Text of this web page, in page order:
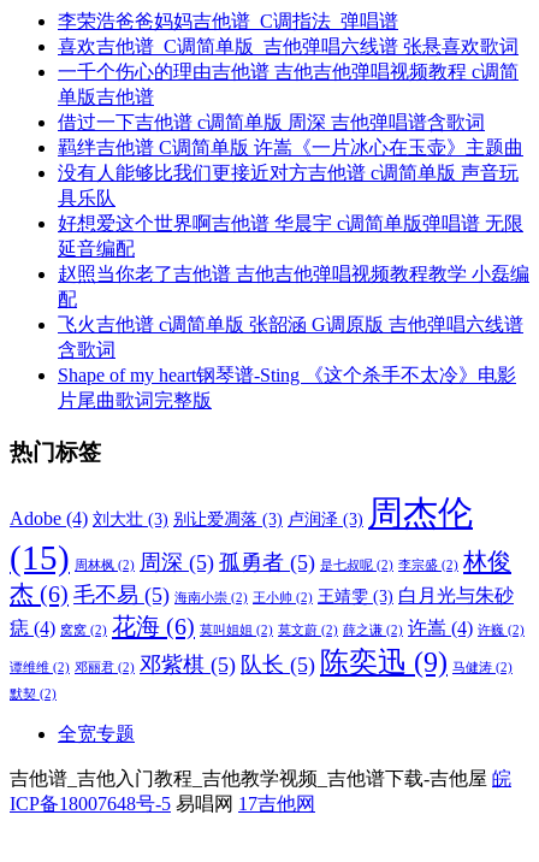
李荣浩爸爸妈妈吉他谱_C调指法_弹唱谱
喜欢吉他谱_C调简单版_吉他弹唱六线谱 张悬喜欢歌词
一千个伤心的理由吉他谱 吉他吉他弹唱视频教程 c调简
单版吉他谱
借过一下吉他谱 c调简单版 周深 吉他弹唱谱含歌词
羁绊吉他谱 C调简单版 许嵩《一片冰心在玉壶》主题曲
没有人能够比我们更接近对方吉他谱 c调简单版 声音玩
具乐队
好想爱这个世界啊吉他谱 华晨宇 c调简单版弹唱谱 无限
延音编配
赵照当你老了吉他谱 吉他吉他弹唱视频教程教学 小磊编
配
飞火吉他谱 c调简单版 张韶涵 G调原版 吉他弹唱六线谱
含歌词
Shape of my heart钢琴谱-Sting 《这个杀手不太冷》电影
片尾曲歌词完整版
热门标签
Adobe (4) 刘大壮 (3) 别让爱凋落 (3) 卢润泽 (3) 周杰伦
(15) 周林枫 (2) 周深 (5) 孤勇者 (5) 是七叔呢 (2) 李宗盛 (2) 林俊
杰 (6) 毛不易 (5) 海南小崇 (2) 王小帅 (2) 王靖雯 (3) 白月光与朱砂
痣 (4) 窝窝 (2) 花海 (6) 莫叫姐姐 (2) 莫文蔚 (2) 薛之谦 (2) 许嵩 (4) 许巍 (2)
谭维维 (2) 邓丽君 (2) 邓紫棋 (5) 队长 (5) 陈奕迅 (9) 马健涛 (2)
默契 (2)
全宽专题
吉他谱_吉他入门教程_吉他教学视频_吉他谱下载-吉他屋 皖
ICP备18007648号-5 易唱网 17吉他网